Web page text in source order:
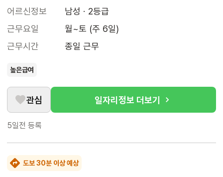
어르신정보
남성 · 2등급
근무요일
월~토 (주 6일)
근무시간
종일 근무
높은급여
관심 일자리정보 더보기
5일전 등록
도보 30분 이상 예상